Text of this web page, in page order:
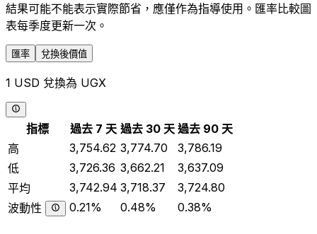
結果可能不能表示實際節省，應僅作為指導使用。匯率比較圖
表每季度更新一次。
匯率 兌換後價值
1 USD 兌換為 UGX
指標 過去 7 天 過去 30 天 過去 90 天
高
3,754.62 3,774.70
3,786.19
低
3,726.36 3,662.21
3,637.09
平均
3,742.94 3,718.37
3,724.80
波動性
0.21% 0.48% 0.38%